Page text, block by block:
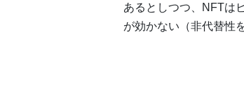
あるとしつつ、NFTは
が効かない（非代替性